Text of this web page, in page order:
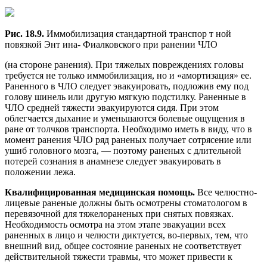
Рис. 18.9. Иммобилизация стандартной транспор т ной
повязкой Энт ина- Фиалковского при ранении ЧЛО
(на стороне ранения). При тяжелых повреждениях головы
требуется не только иммобилизация, но и «амортизация» ее.
Раненного в ЧЛО следует эвакуировать, подложив ему под
голову шинель или другую мягкую подстилку. Раненные в
ЧЛО средней тяжести эвакуируются сидя. При этом
облегчается дыхание и уменьшаются болевые ощущения в
ране от толчков транспорта. Необходимо иметь в виду, что в
момент ранения ЧЛО ряд раненых получает сотрясение или
ушиб головного мозга, — поэтому раненых с длительной
потерей сознания в анамнезе следует эвакуировать в
положении лежа.
Квалифицированная медицинская помощь. Все челюстно-
лицевые раненые должны быть осмотрены стоматологом в
перевязочной для тяжелораненых при снятых повязках.
Необходимость осмотра на этом этапе эвакуации всех
раненных в лицо и челюсти диктуется, во-первых, тем, что
внешний вид, общее состояние раненых не соответствует
действительной тяжести травмы, что может привести к